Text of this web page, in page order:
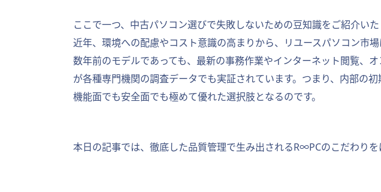
ここで一つ、中古パソコン選びで失敗しないための豆知識をご紹介いた
近年、環境への配慮やコスト意識の高まりから、リユースパソコン市
数年前のモデルであっても、最新の事務作業やインターネット閲覧、
が各種専門機関の調査データでも実証されています。つまり、内部の
機能面でも安全面でも極めて優れた選択肢となるのです。
本日の記事では、徹底した品質管理で生み出されるR∞PCのこだわりを